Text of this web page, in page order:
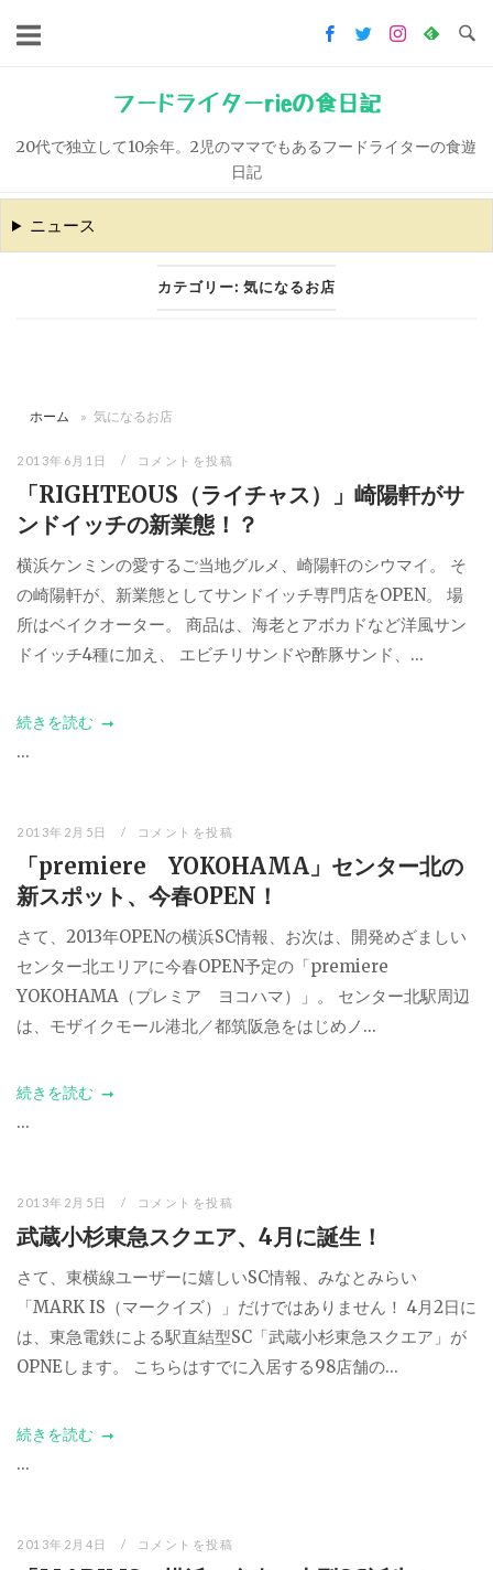
キ
ッ
フードライターrieの食日記
20代で独立して10余年。2児のママでもあるフードライターの食遊
日記
ニュース
カテゴリー: 気になるお店
ホーム » 気になるお店
2013年6月1日 コメントを投稿
「RIGHTEOUS（ライチャス）」崎陽軒がサ
ンドイッチの新業態！？
横浜ケンミンの愛するご当地グルメ、崎陽軒のシウマイ。 そ
の崎陽軒が、新業態としてサンドイッチ専門店をOPEN。 場
所はベイクオーター。 商品は、海老とアボカドなど洋風サン
ドイッチ4種に加え、 エビチリサンドや酢豚サンド、...
続きを読む
...
2013年2月5日 コメントを投稿
「premiere YOKOHAMA」センター北の
新スポット、今春OPEN！
さて、2013年OPENの横浜SC情報、お次は、開発めざましい
センター北エリアに今春OPEN予定の「premiere
YOKOHAMA（プレミア ヨコハマ）」。 センター北駅周辺
は、モザイクモール港北／都筑阪急をはじめノ...
続きを読む
...
2013年2月5日 コメントを投稿
武蔵小杉東急スクエア、4月に誕生！
さて、東横線ユーザーに嬉しいSC情報、みなとみらい
「MARK IS（マークイズ）」だけではありません！ 4月2日に
は、東急電鉄による駅直結型SC「武蔵小杉東急スクエア」が
OPNEします。 こちらはすでに入居する98店舗の...
続きを読む
...
2013年2月4日 コメントを投稿